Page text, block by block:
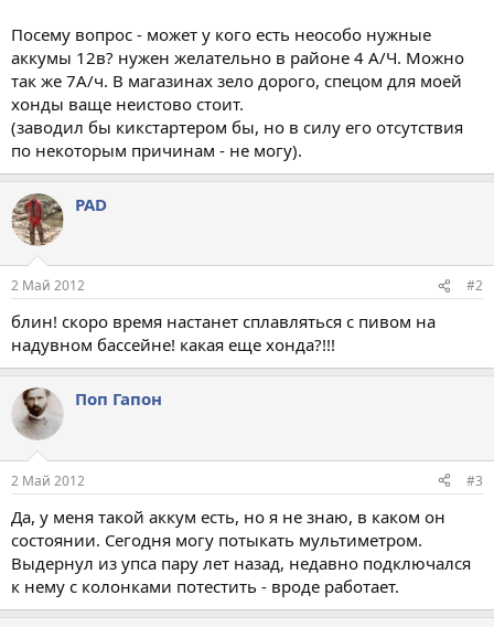
Посему вопрос - может у кого есть неособо нужные
аккумы 12в? нужен желательно в районе 4 А/Ч. Можно
так же 7А/ч. В магазинах зело дорого, спецом для моей
хонды ваще неистово стоит.
(заводил бы кикстартером бы, но в силу его отсутствия
по некоторым причинам - не могу).
PAD
2 Май 2012 #2
блин! скоро время настанет сплавляться с пивом на
надувном бассейне! какая еще хонда?!!!
Поп Гапон
2 Май 2012 #3
Да, у меня такой аккум есть, но я не знаю, в каком он
состоянии. Сегодня могу потыкать мультиметром.
Выдернул из упса пару лет назад, недавно подключался
к нему с колонками потестить - вроде работает.